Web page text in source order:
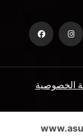
الخصوصية
الشائعة